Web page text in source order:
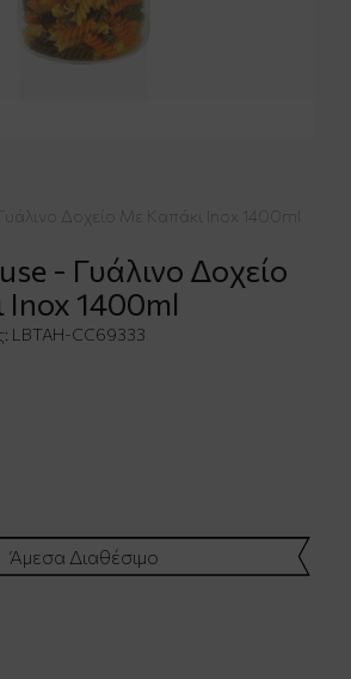
Δοχείο Με Καπάκι Inox 1400ml
- Γυάλινο Δοχείο
1400ml
LBTAH-CC69333
Άμεσα Διαθέσιμο